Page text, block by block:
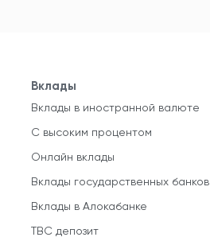
Вклады
Вклады в иностранной валюте
С высоким процентом
Онлайн вклады
Вклады государственных банков
Вклады в Алокабанке
TBC депозит